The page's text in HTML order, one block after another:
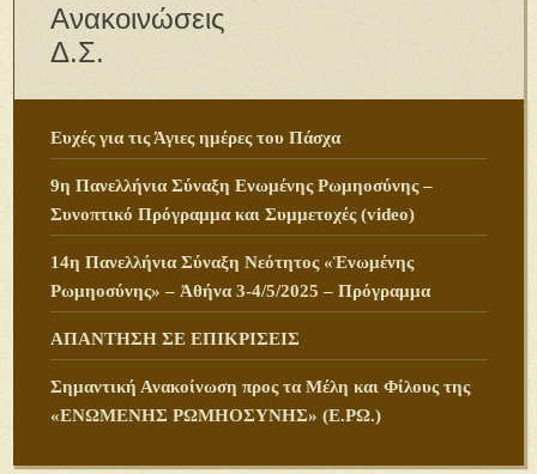
Ανακοινώσεις
Δ.Σ.
Ευχές για τις Άγιες ημέρες του Πάσχα
9η Πανελλήνια Σύναξη Ενωμένης Ρωμηοσύνης –
Συνοπτικό Πρόγραμμα και Συμμετοχές (video)
14η Πανελλήνια Σύναξη Νεότητος «Ἑνωμένης
Ρωμηοσύνης» – Ἀθήνα 3-4/5/2025 – Πρόγραμμα
ΑΠΑΝΤΗΣΗ ΣΕ ΕΠΙΚΡΙΣΕΙΣ
Σημαντική Ανακοίνωση προς τα Μέλη και Φίλους της
«ΕΝΩΜΕΝΗΣ ΡΩΜΗΟΣΥΝΗΣ» (Ε.ΡΩ.)